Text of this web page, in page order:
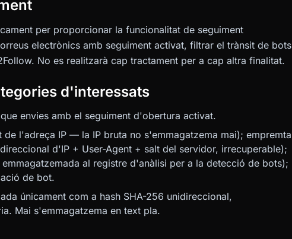
per proporcionar la funcionalitat de seguiment
electrònics amb seguiment activat, filtrar el trànsit de bots
No es realitzarà cap tractament per a cap altra finalitat.
d'interessats
envies amb el seguiment d'obertura activat.
de l'adreça IP — la IP bruta no s'emmagatzema mai); empremta
d'IP + User-Agent + salt del servidor, irrecuperable);
al registre d'anàlisi per a la detecció de bots);
de bot.
únicament com a hash SHA-256 unidireccional,
Mai s'emmagatzema en text pla.